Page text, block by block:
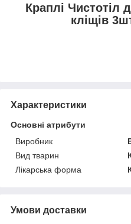
Краплі Чистотіл
кліщів
Характеристики
Основні атрибути
Виробник
Вид тварин
Лікарська форма
Умови доставки